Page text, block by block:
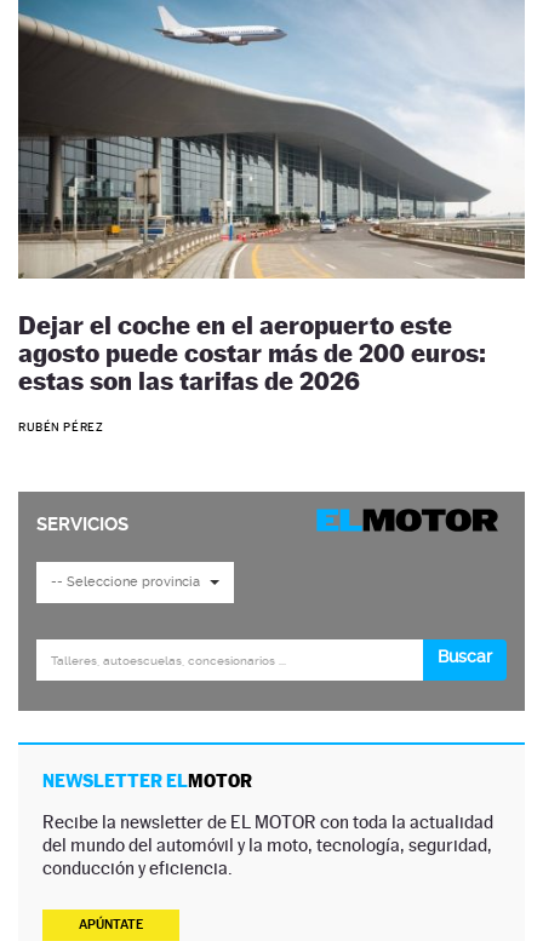
Dejar el coche en el aeropuerto este
agosto puede costar más de 200 euros:
estas son las tarifas de 2026
RUBÉN PÉREZ
NEWSLETTER ELMOTOR
Recibe la newsletter de EL MOTOR con toda la actualidad
del mundo del automóvil y la moto, tecnología, seguridad,
conducción y eficiencia.
APÚNTATE